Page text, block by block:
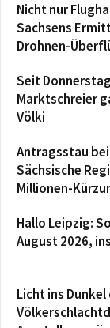
Nicht nur
Sachsens
Drohnen-
Seit
Marktschreier
Völki
Antragsstau
Sächsische
Millionen-
Hallo Leipzig:
August 2026,
Licht ins